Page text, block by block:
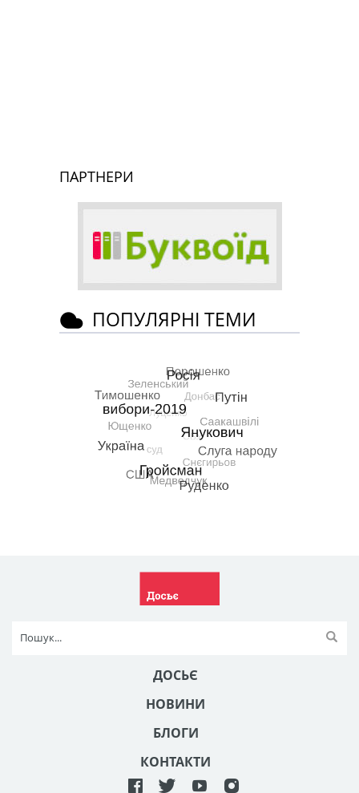
ПАРТНЕРИ
ПОПУЛЯРНІ ТЕМИ
ДОСЬЄ
НОВИНИ
БЛОГИ
КОНТАКТИ